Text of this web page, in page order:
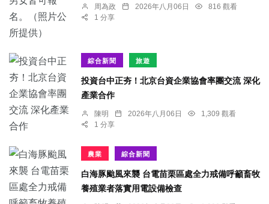
周為政 2026年八月06日
816 觀看
1 分享
綜合新聞 旅遊
投資台中正夯！北京台資企業協會率團交流 深化
產業合作
陳明 2026年八月06日
1,309 觀看
1 分享
農業 綜合新聞
白海豚颱風來襲 台電苗栗區處全力戒備呼籲畜牧
養殖業者落實用電設備檢查